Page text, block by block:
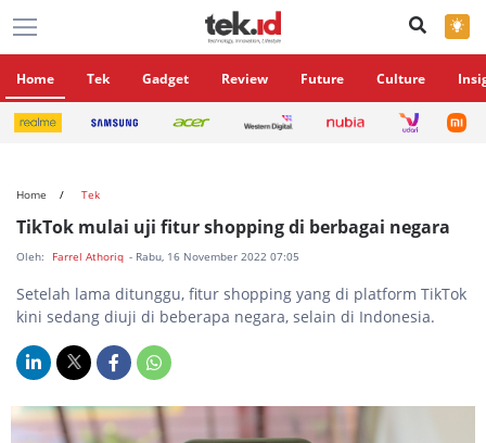
×
Home Tek Gadget Review Future Culture
Home Tek
TikTok mulai uji fitur shopping di berbagai negara
Oleh: Farrel Athoriq - Rabu, 16 November 2022 07:05
Setelah lama ditunggu, fitur shopping yang di platform TikTok
kini sedang diuji di beberapa negara, selain di Indonesia.